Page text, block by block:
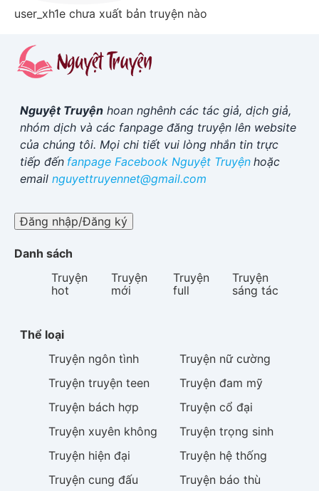
user_xh1e chưa xuất bản truyện nào
Nguyệt Truyện hoan nghênh các tác giả, dịch giả,
nhóm dịch và các fanpage đăng truyện lên website
của chúng tôi. Mọi chi tiết vui lòng nhắn tin trực
tiếp đến fanpage Facebook Nguyệt Truyện hoặc
email nguyettruyennet@gmail.com
Đăng nhập/Đăng ký
Danh sách
Truyện
hot
Truyện
mới
Truyện
full
Truyện
sáng tác
Thể loại
Truyện ngôn tình Truyện nữ cường
Truyện truyện teen Truyện đam mỹ
Truyện bách hợp Truyện cổ đại
Truyện xuyên không Truyện trọng sinh
Truyện hiện đại Truyện hệ thống
Truyện cung đấu Truyện báo thù